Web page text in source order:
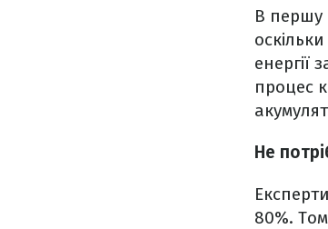
В першу
енергії
процес
Не
80%.